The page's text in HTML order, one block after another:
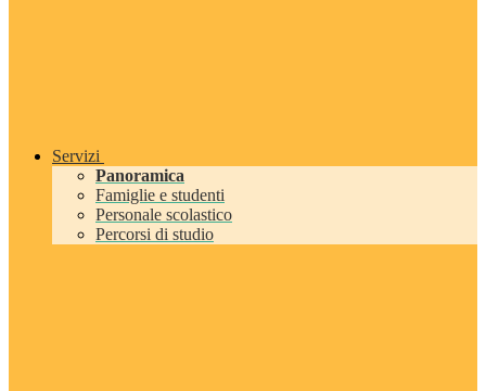
Servizi
Panoramica
Famiglie e studenti
Personale scolastico
Percorsi di studio